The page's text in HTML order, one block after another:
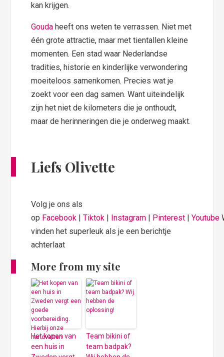
kan krijgen.
Gouda heeft ons weten te verrassen. Niet met
één grote attractie, maar met tientallen kleine
momenten. Een stad waar Nederlandse
tradities, historie en kinderlijke verwondering
moeiteloos samenkomen. Precies wat je
zoekt voor een dag samen. Want uiteindelijk
zijn het niet de kilometers die je onthoudt,
maar de herinneringen die je onderweg maakt.
Liefs Olivette
Volg je ons als
op Facebook |Tiktok Instagram Pinterest |Youtube
vinden het superleuk als je een berichtje
achterlaat
More from my site
Het kopen van
een huis in
Team bikini of
team badpak?